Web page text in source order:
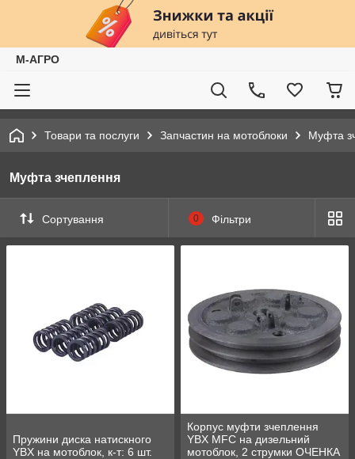
М-АГРО
Товари та послуги Запчастин на мотоблоки Муфта
Муфта зчеплення
Сортування 0 Фільтри
Пружини диска натискного
YBX на мотоблок, к-т: 6 шт.
Корпус муфти зчеплення
YBX MFC на дизельний
мотоблок, 2 струмки ОЧЕНКА